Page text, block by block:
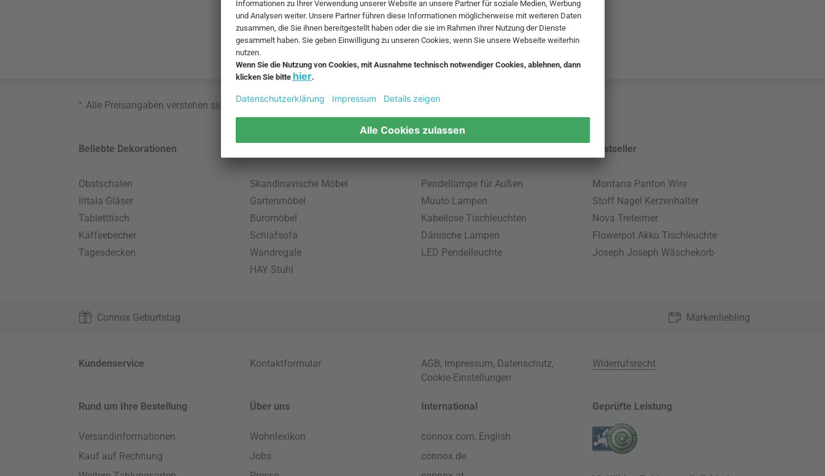
* Alle Preisangaben verstehen sich inklusive MwSt. und zzgl.Versandkosten.
Beliebte Dekorationen
Obstschalen
Iittala Gläser
Tabletttisch
Kaffeebecher
Tagesdecken
Skandinavische Möbel
Gartenmöbel
Büromöbel
Schlafsofa
Wandregale
HAY Stuhl
Pendellampe für Außen
Muuto Lampen
Kabellose Tischleuchten
Dänische Lampen
LED Pendelleuchte
Bestseller
Montana Panton Wire
Stoff Nagel Kerzenhalter
Nova Treteimer
Flowerpot Akku Tischleuchte
Joseph Joseph Wäschekorb
Connox Geburtstag Markenliebling
Kundenservice Kontaktformular AGB, Impressum, Datenschutz,
Cookie-Einstellungen
Widerrufsrecht
Rund um Ihre Bestellung
Versandinformationen
Kauf auf Rechnung
Über uns
Wohnlexikon
Jobs
International
connox.com, English
connox.de
Geprüfte Leistung